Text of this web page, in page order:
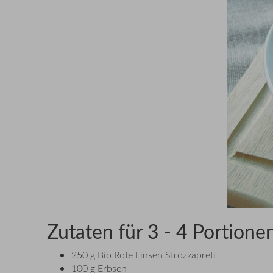
Zutaten für 3 - 4
250 g Bio Rote Linsen Strozzapreti
100 g Erbsen